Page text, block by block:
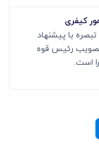
ماده 38ـ این آیین نامه‏ در 38 ماده و 14 تبصره با پیشنهاد
در تاریخ 8/9/1394 به تصویب رئیس قوه
است.